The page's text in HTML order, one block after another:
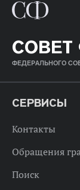
ФЕДЕРАЛЬНОГО
СЕРВИСЫ
Контакты
Обращения
Поиск